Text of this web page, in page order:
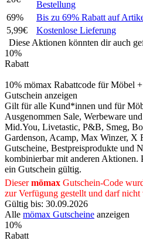
Bestellung
69%
Bis zu 69% Rabatt auf
5,99€
Kostenlose Lieferung
Diese Aktionen könnten dir auch
10%
Rabatt
10% mömax Rabattcode für Möbel
Gutschein anzeigen
Gilt für alle Kund*innen und für
Ausgenommen Sale, Werbeware
Mid.You, Livetastic, P&B, Smeg,
Gardenson, Acamp, Max Winzer, X
Gutscheine, Bestpreisprodukte und
kombinierbar mit anderen
ein Gutschein gültig.
Diesermömax Gutschein-Code
zur Verfügung gestellt und darf
Gültig bis: 30.09.2026
Alle mömax Gutscheine anzeigen
10%
Rabatt